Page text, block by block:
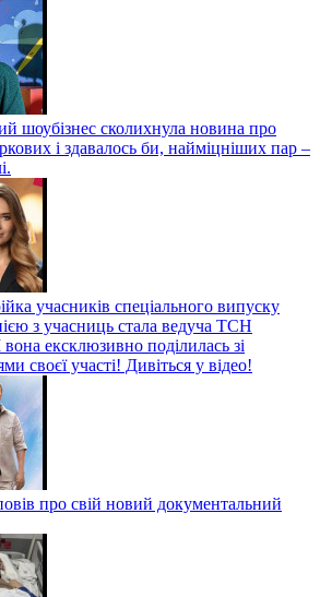
шоубізнес сколихнула новина про
і здавалось би, найміцніших пар –
учасників спеціального випуску
з учасниць стала ведуча ТСН
ексклюзивно поділилась зі
своєї участі! Дивіться у відео!
про свій новий документальний